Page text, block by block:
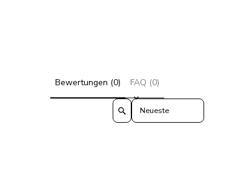
Bewertungen (0) FAQ (0)
Sort reviews by